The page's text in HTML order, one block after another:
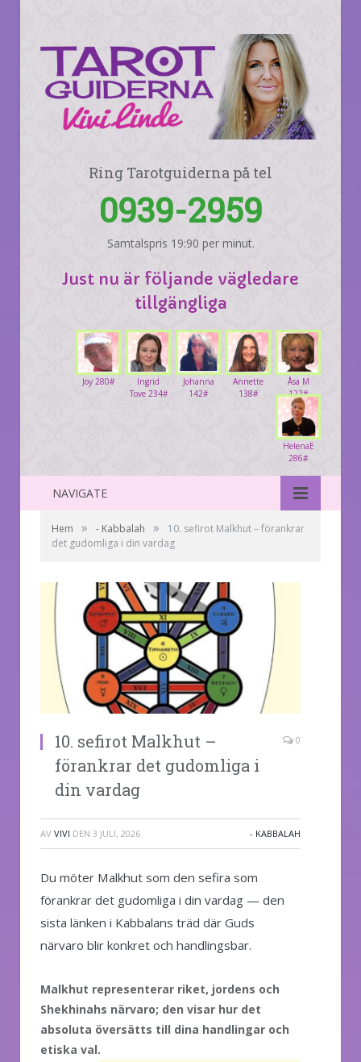
Ring Tarotguiderna på tel
0939-2959
Samtalspris 19:90 per minut.
Just nu är följande vägledare
tillgängliga
Åsa M
122#
Annette
138#
Johanna
142#
Ingrid
Tove 234#
Joy 280#
HelenaE
286#
NAVIGATE
Hem » - Kabbalah »
10. sefirot Malkhut – förankrar
det gudomliga i din vardag
10. sefirot Malkhut –
förankrar det gudomliga i
din vardag
0
AV VIVI DEN 3 JULI, 2026 - KABBALAH
Du möter Malkhut som den sefira som
förankrar det gudomliga i din vardag — den
sista länken i Kabbalans träd där Guds
närvaro blir konkret och handlingsbar.
Malkhut representerar riket, jordens och
Shekhinahs närvaro; den visar hur det
absoluta översätts till dina handlingar och
etiska val.